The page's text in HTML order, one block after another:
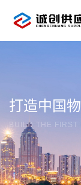
打造中国
BUILD THE